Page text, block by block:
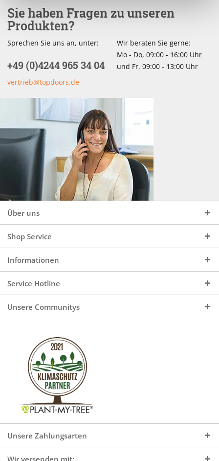
Sie haben Fragen zu unseren
Produkten?
Sprechen Sie uns an, unter:
+49 (0)4244 965 34 04
vertrieb@topdoors.de
Wir beraten Sie gerne:
Mo - Do, 09:00 - 16:00 Uhr
und Fr, 09:00 - 13:00 Uhr
Über uns
Shop Service
Informationen
Service Hotline
Unsere Communitys
Unsere Zahlungsarten
Wir versenden mit: